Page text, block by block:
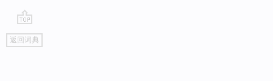
go
top
返回词典